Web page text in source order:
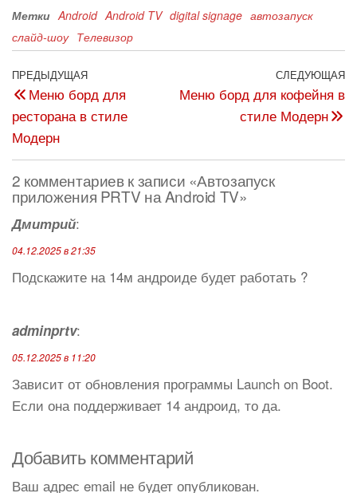
Метки Android Android TV digital signage автозапуск
слайд-шоу Телевизор
ПРЕДЫДУЩАЯ
Меню борд для
ресторана в стиле
Модерн
СЛЕДУЮЩАЯ
Меню борд для кофейня в
стиле Модерн
2 комментариев к записи «Автозапуск
приложения PRTV на Android TV»
Дмитрий:
04.12.2025 в 21:35
Подскажите на 14м андроиде будет работать ?
adminprtv:
05.12.2025 в 11:20
Зависит от обновления программы Launch on Boot.
Если она поддерживает 14 андроид, то да.
Добавить комментарий
Ваш адрес email не будет опубликован.